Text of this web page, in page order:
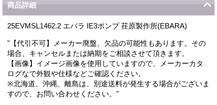
商品詳細
25EVMSL1462.2 エバラ IE3ポンプ 荏原製作所(EBARA)
"【代引不可】メーカー廃盤、欠品の可能性もあります。その
場合、キャンセルまたは納期をご相談させて頂きます。
【画像】イメージ画像を使用していますので、メーカーカタ
ログなで外観や仕様などご確認ください。
※北海道、沖縄、離島は、別途送料が発生する場合がございま
すので、お問い合わせください。"